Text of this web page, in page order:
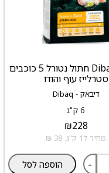
דיבאק - Dibaq
דיבאק Dibaq חתול נטורל 5 כוכבים
סטרלייז עוף והודו
6 ק"ג
₪228
מחיר ל1 ק"ג: 38 ₪
- הוספה לסל